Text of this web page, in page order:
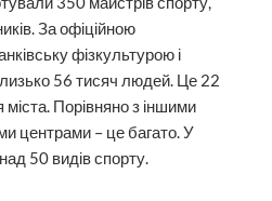
За офіційною
фізкультурою і
56 тисяч людей. Це 22
міста. Порівняно з іншими
центрами – це багато. У
50 видів спорту.